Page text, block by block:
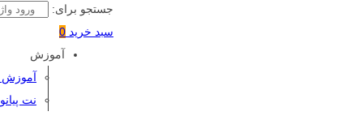
جستجو برای:
سبد خرید 0
آموزش
آموزش
نت پیانو